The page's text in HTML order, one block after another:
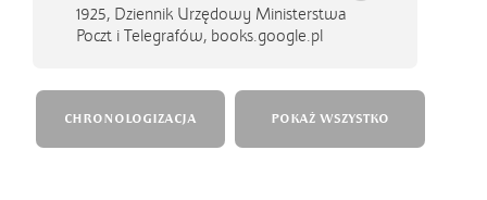
1925, Dziennik Urzędowy Ministerstwa
Poczt i Telegrafów, books.google.pl
CHRONOLOGIZACJA POKAŻ WSZYSTKO